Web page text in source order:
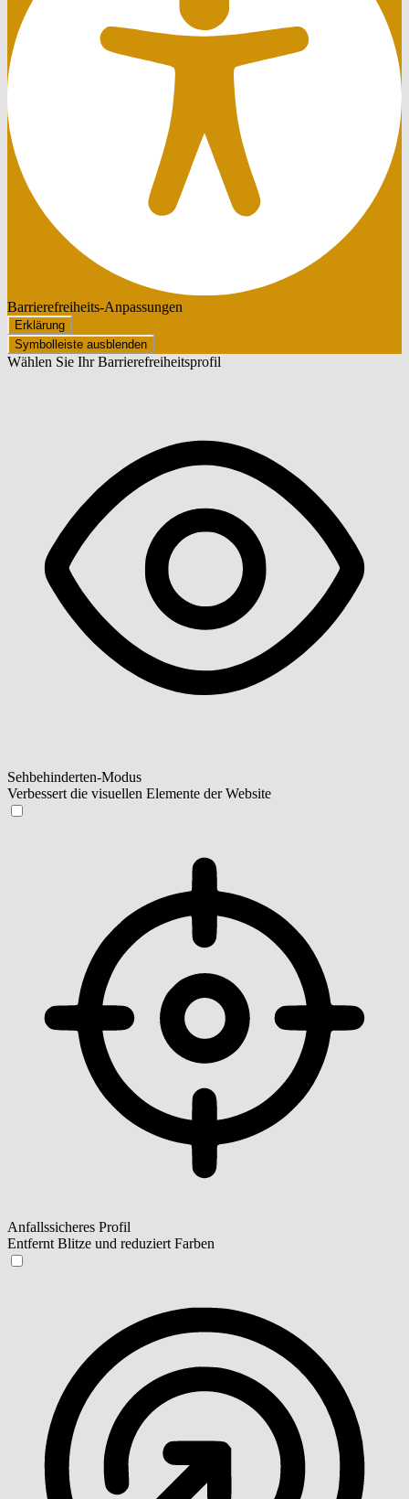
Barrierefreiheits-Anpassungen
Erklärung
Symbolleiste ausblenden
Wählen Sie Ihr Barrierefreiheitsprofil
Sehbehinderten-Modus
Verbessert die visuellen Elemente der Website
Anfallssicheres Profil
Entfernt Blitze und reduziert Farben